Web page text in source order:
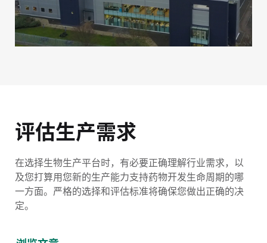
评估生产需求
在选择生物生产平台时，有必要正确理解行业需求，以
及您打算用您新的生产能力支持药物开发生命周期的哪
一方面。严格的选择和评估标准将确保您做出正确的决
定。